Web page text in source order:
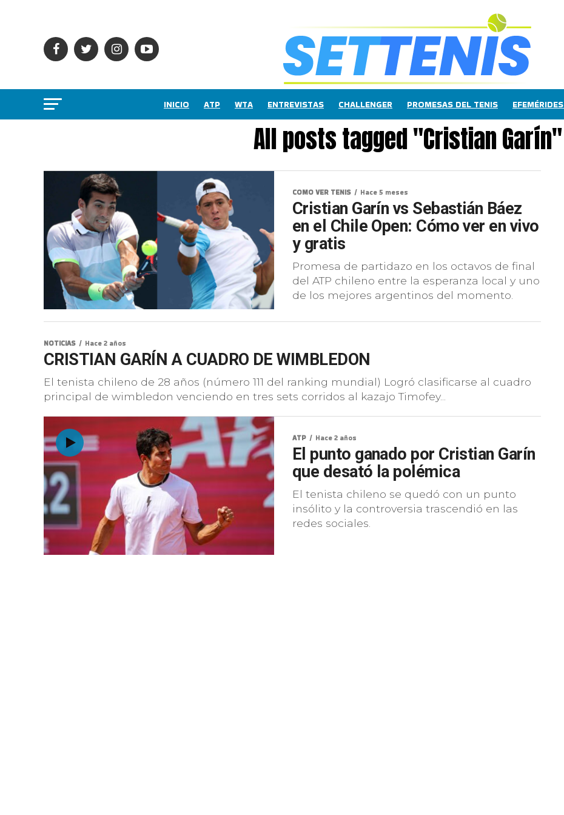
INICIO ATP WTA ENTREVISTAS CHALLENGER PROMESAS DEL TENIS
All posts tagged "Cristian Garín"
COMO VER TENIS Hace 5 meses
Cristian Garín vs Sebastián Báez
en el Chile Open: Cómo ver en vivo
y gratis
Promesa de partidazo en los octavos de final
del ATP chileno entre la esperanza local y uno
de los mejores argentinos del momento.
NOTICIAS Hace 2 años
CRISTIAN GARÍN A CUADRO DE WIMBLEDON
El tenista chileno de 28 años (número 111 del ranking mundial) Logró clasificarse al cuadro
principal de wimbledon venciendo en tres sets corridos al kazajo Timofey...
ATP Hace 2 años
El punto ganado por Cristian Garín
que desató la polémica
El tenista chileno se quedó con un punto
insólito y la controversia trascendió en las
redes sociales.